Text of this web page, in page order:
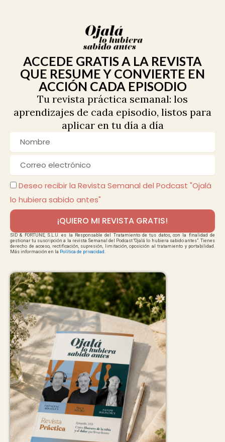
ACCEDE GRATIS A LA REVISTA
QUE RESUME Y CONVIERTE EN
ACCIÓN CADA EPISODIO
Tu revista práctica semanal: los
aprendizajes de cada episodio, listos para
aplicar en tu día a día
Nombre
Correo
electrónico
Deseo recibir la Revista Semanal del Podcast "Ojalá
lo hubiera sabido antes"
¡QUIERO MI REVISTA GRATIS!
SID & FORTUNE, S.L.U. es la Responsable del Tratamiento de tus datos, con la finalidad de
gestionar tu suscripción a la revista Semanal del Podcast “Ojalá lo hubiera sabido antes”. Tienes
derecho de acceso, rectificación, supresión, limitación, oposición al tratamiento y portabilidad.
Más información en la Política de privacidad